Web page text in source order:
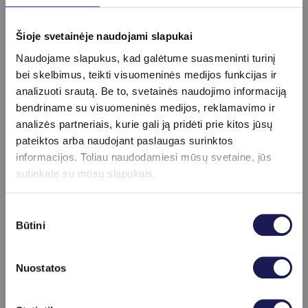
Šioje svetainėje naudojami slapukai
Naudojame slapukus, kad galėtume suasmeninti turinį
bei skelbimus, teikti visuomeninės medijos funkcijas ir
analizuoti srautą. Be to, svetainės naudojimo informaciją
bendriname su visuomeninės medijos, reklamavimo ir
analizės partneriais, kurie gali ją pridėti prie kitos jūsų
pateiktos arba naudojant paslaugas surinktos
informacijos. Toliau naudodamiesi mūsų svetaine, jūs
sutinkate su mūsų slapukais.
pasirinkimas
Būtini
Nuostatos
pinigais arba bankine kortele.
sumą, likutis negrąžinamas.
Jei dovanų kuponas nebuvo
panaudotas galiojimo laikotarpiu,
pinigai nėra grąžinami ir laikoma,
kad prekė ar paslauga yra suteikta.
Dovanų kuponams nuolaidos nėra
taikomos.
Perkant dovanų kuponą paslaugų
kursui: visas kurso paslaugas turi
panaudojamas tik toms paslaugoms,